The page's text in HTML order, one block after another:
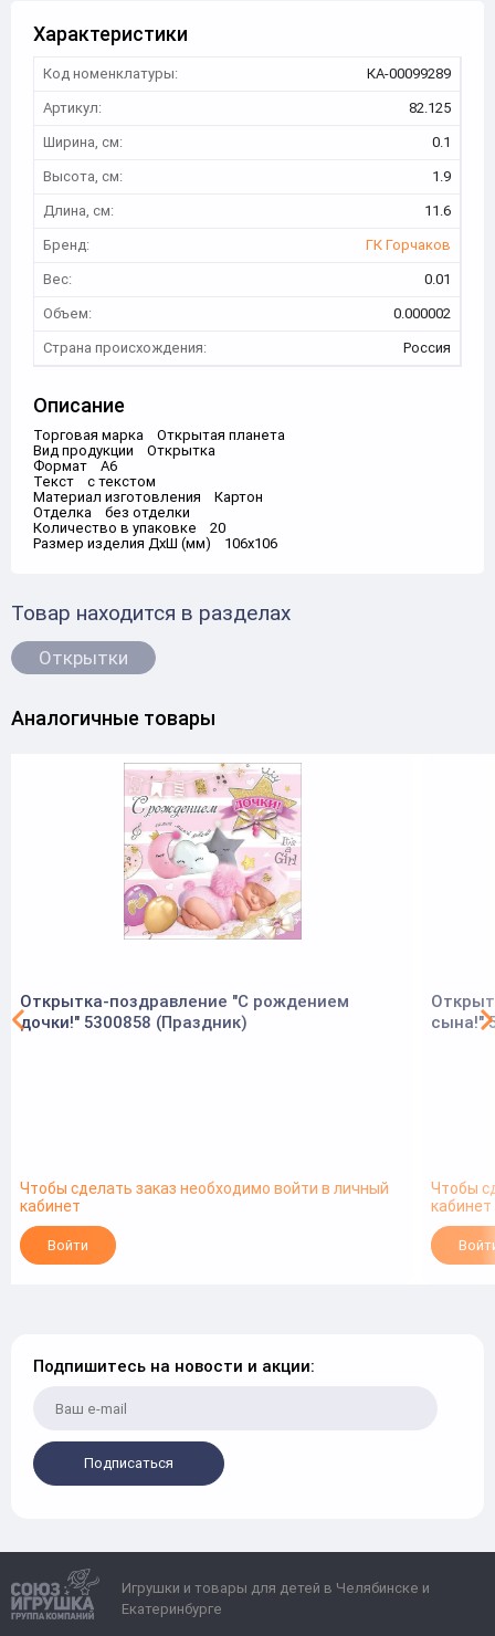
Характеристики
Код номенклатуры:
КА-00099289
Артикул:
82.125
Ширина, см:
0.1
Высота, см:
1.9
Длина, см:
11.6
Бренд:
ГК Горчаков
Вес:
0.01
Объем:
0.000002
Страна происхождения:
Россия
Описание
Торговая марка Открытая планета
Вид продукции Открытка
Формат А6
Текст с текстом
Материал изготовления Картон
Отделка без отделки
Количество в упаковке 20
Размер изделия ДхШ (мм) 106х106
Товар находится в разделах
Открытки
Аналогичные товары
Открытка-поздравление "С рождением
дочки!" 5300858 (Праздник)
Чтобы сделать заказ необходимо войти в личный
кабинет
Войти
сына!"
Чтобы
кабинет
Подпишитесь на новости и акции:
Подписаться
Игрушки и товары для детей в Челябинске и
Екатеринбурге